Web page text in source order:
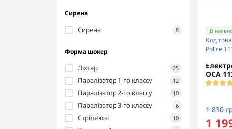
Сирена
Сирена 8
Форма шокер
Ліхтар 25
Паралізатор 1-го классу 12
Паралізатор 2-го классу 10
Паралізатор 3-го классу 6
Стріляючі 10
В
Код
Police
ОСА
1 830
1